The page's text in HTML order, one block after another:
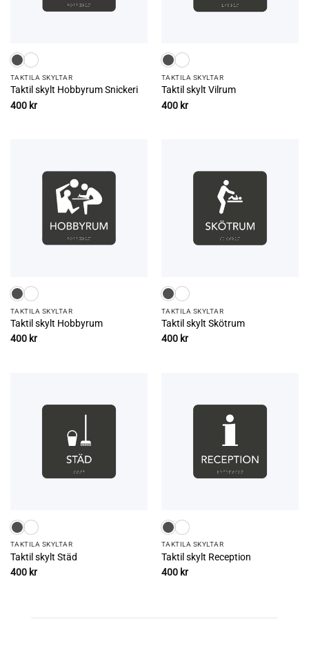
TAKTILA SKYLTAR
Taktil skylt Hobbyrum Snickeri
400 kr
TAKTILA SKYLTAR
Taktil skylt Vilrum
400 kr
TAKTILA SKYLTAR
Taktil skylt Hobbyrum
400 kr
TAKTILA SKYLTAR
Taktil skylt Skötrum
400 kr
TAKTILA SKYLTAR
Taktil skylt Städ
400 kr
TAKTILA SKYLTAR
Taktil skylt Reception
400 kr